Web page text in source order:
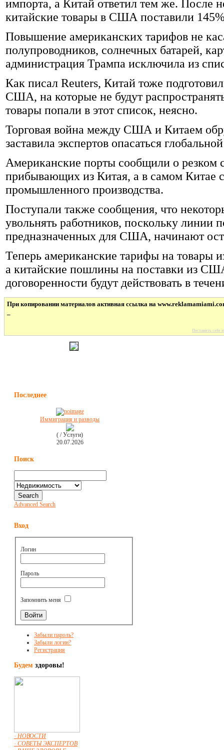
импорта, а Китай ответил тем же. После
китайские товары в США поставили
Повышение американских тарифов не
полупроводников, солнечных батарей,
администрация Трампа исключила из
Как писал Reuters, Китай тоже
США, на которые не будут
товары попали в этот список, неясно.
Торговая война между США и Китаем
заставила экспертов опасаться
Американские порты сообщили о резком
прибывающих из Китая, а в самом Китае
промышленного производства.
Поступали также сообщения, что
увольнять работников, поскольку линии
предназначенных для США, начинают
Теперь американские тарифы на товары
а китайские пошлины на поставки из
договоренности будут действовать в
При копировании материалов активная ссылка на
Поставить себе
Последнее
Иммиграция и разводы
( / Услуги)
20.07.2026
Поиск
Advanced Search
Вход
Логин
Пароль
Запомнить меня
Забыли пароль?
Забыли логин?
Регистрация
Будем здоровы!
· НОВОСТИ
· СОВЕТЫ ЭКСПЕРТОВ